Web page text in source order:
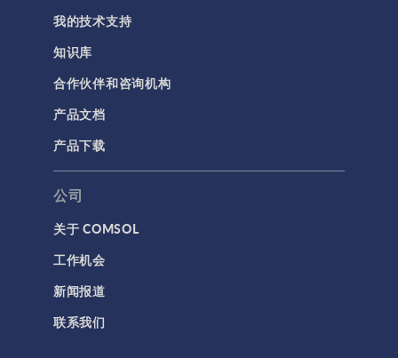
我的技术支持
知识库
合作伙伴和咨询机构
产品文档
产品下载
公司
关于 COMSOL
工作机会
新闻报道
联系我们